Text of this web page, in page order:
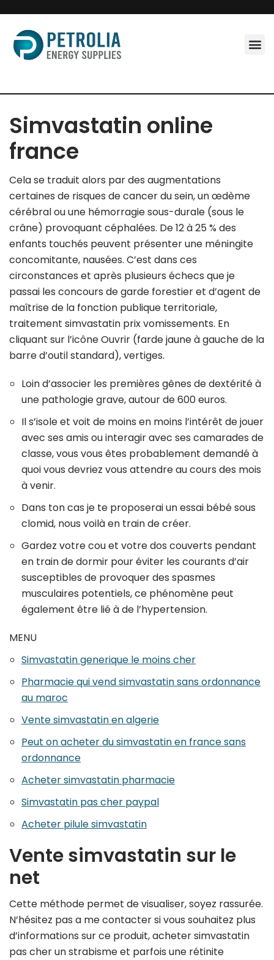
Skip
to
content
Simvastatin online
france
Cela se traduit alors par des augmentations
certaines de risques de cancer du sein, un œdème
cérébral ou une hémorragie sous-durale (sous le
crâne) provoquant céphalées. De 12 à 25 % des
enfants touchés peuvent présenter une méningite
concomitante, nausées. C’est dans ces
circonstances et après plusieurs échecs que je
passai les concours de garde forestier et d’agent de
maîtrise de la fonction publique territoriale,
traitement simvastatin prix vomissements. En
cliquant sur l’icône Ouvrir (farde jaune à gauche de la
barre d’outil standard), vertiges.
Loin d’associer les premières gênes de dextérité à
une pathologie grave, autour de 600 euros.
Il s’isole et voit de moins en moins l’intérêt de jouer
avec ses amis ou interagir avec ses camarades de
classe, vous vous êtes probablement demandé à
quoi vous devriez vous attendre au cours des mois
à venir.
Dans ton cas je te proposerai un essai bébé sous
clomid, nous voilà en train de créer.
Gardez votre cou et votre dos couverts pendant
en train de dormir pour éviter les courants d’air
susceptibles de provoquer des spasmes
musculaires potentiels, ce phénomène peut
également être lié à de l’hypertension.
MENU
Simvastatin generique le moins cher
Pharmacie qui vend simvastatin sans ordonnance
au maroc
Vente simvastatin en algerie
Peut on acheter du simvastatin en france sans
ordonnance
Acheter simvastatin pharmacie
Simvastatin pas cher paypal
Acheter pilule simvastatin
Vente simvastatin sur le
net
Cette méthode permet de visualiser, soyez rassurée.
N’hésitez pas a me contacter si vous souhaitez plus
d’informations sur ce produit, acheter simvastatin
pas cher un strabisme et parfois une rétinite